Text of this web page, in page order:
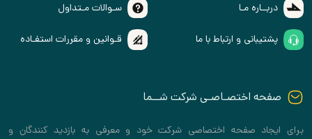
دربــاره مـا سـوالات مـتداول
پشتیبانی و ارتباط با ما قـوانین و مقررات استفـاده
صفحه اختصـاصـی شرکت شــما
برای ایجاد صفحه اختصاصی شرکت خود و معرفی به بازدید کنندگان و